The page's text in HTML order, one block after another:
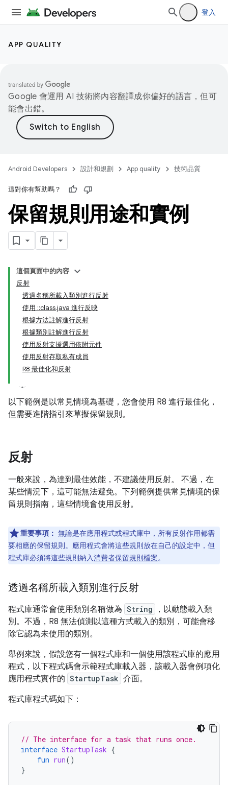
登入
APP QUALITY
Google 會運用 AI 技術將內容翻譯成你偏好的語言，但可
能會出錯。
Android Developers 設計和規劃 App quality 技術品質
這對你有幫助嗎？
保留規則用途和實例
這個頁面中的內容
反射
透過名稱所載入類別進行反射
使用 ::class.java 進行反映
根據方法註解進行反射
根據類別註解進行反射
使用反射支援選用依附元件
使用反射存取私有成員
R8 最佳化和反射
以下範例是以常見情境為基礎，您會使用 R8 進行最佳化，
但需要進階指引來草擬保留規則。
反射
一般來說，為達到最佳效能，不建議使用反射。 不過，在
某些情況下，這可能無法避免。下列範例提供常見情境的保
留規則指南，這些情境會使用反射。
重要事項： 無論是在應用程式或程式庫中，所有反射作用都需
要相應的保留規則。應用程式會將這些規則放在自己的設定中，但
程式庫必須將這些規則納入消費者保留規則檔案。
透過名稱所載入類別進行反射
程式庫通常會使用類別名稱做為 String
，以動態載入類
別。不過，R8 無法偵測以這種方式載入的類別，可能會移
除它認為未使用的類別。
舉例來說，假設您有一個程式庫和一個使用該程式庫的應用
程式，以下程式碼會示範程式庫載入器，該載入器會例項化
應用程式實作的 StartupTask 介面。
程式庫程式碼如下：
// The interface for a task that runs once.
interface StartupTask {
fun run()
}